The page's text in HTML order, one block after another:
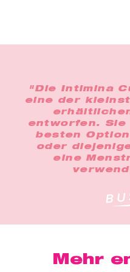
"Die Intimina
eine der
entworfen.
besten
oder
eine
Mehr